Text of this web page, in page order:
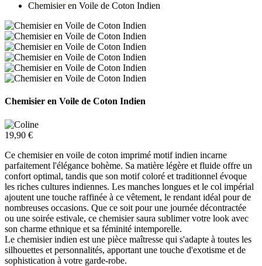
Chemisier en Voile de Coton Indien
Chemisier en Voile de Coton Indien
19,90 €
Ce chemisier en voile de coton imprimé motif indien incarne
parfaitement l'élégance bohème. Sa matière légère et fluide offre un
confort optimal, tandis que son motif coloré et traditionnel évoque
les riches cultures indiennes. Les manches longues et le col impérial
ajoutent une touche raffinée à ce vêtement, le rendant idéal pour de
nombreuses occasions. Que ce soit pour une journée décontractée
ou une soirée estivale, ce chemisier saura sublimer votre look avec
son charme ethnique et sa féminité intemporelle.
Le chemisier indien est une pièce maîtresse qui s'adapte à toutes les
silhouettes et personnalités, apportant une touche d'exotisme et de
sophistication à votre garde-robe.